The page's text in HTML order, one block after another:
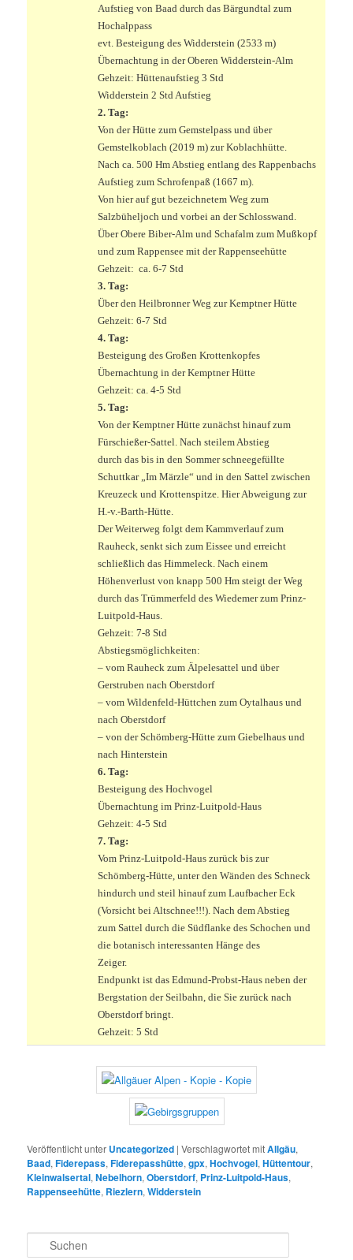
Aufstieg von Baad durch das Bärgundtal zum
Hochalppass
evt. Besteigung des Widderstein (2533 m)
Übernachtung in der Oberen Widderstein-Alm
Gehzeit: Hüttenaufstieg 3 Std
Widderstein 2 Std Aufstieg
2. Tag:
Von der Hütte zum Gemstelpass und über
Gemstelkoblach (2019 m) zur Koblachhütte.
Nach ca. 500 Hm Abstieg entlang des Rappenbachs
Aufstieg zum Schrofenpaß (1667 m).
Von hier auf gut bezeichnetem Weg zum
Salzbüheljoch und vorbei an der Schlosswand.
Über Obere Biber-Alm und Schafalm zum Mußkopf
und zum Rappensee mit der Rappenseehütte
Gehzeit: ca. 6-7 Std
3. Tag:
Über den Heilbronner Weg zur Kemptner Hütte
Gehzeit: 6-7 Std
4. Tag:
Besteigung des Großen Krottenkopfes
Übernachtung in der Kemptner Hütte
Gehzeit: ca. 4-5 Std
5. Tag:
Von der Kemptner Hütte zunächst hinauf zum
Fürschießer-Sattel. Nach steilem Abstieg
durch das bis in den Sommer schneegefüllte
Schuttkar „Im Märzle“ und in den Sattel zwischen
Kreuzeck und Krottenspitze. Hier Abweigung zur
H.-v.-Barth-Hütte.
Der Weiterweg folgt dem Kammverlauf zum
Rauheck, senkt sich zum Eissee und erreicht
schließlich das Himmeleck. Nach einem
Höhenverlust von knapp 500 Hm steigt der Weg
durch das Trümmerfeld des Wiedemer zum Prinz-
Luitpold-Haus.
Gehzeit: 7-8 Std
Abstiegsmöglichkeiten:
– vom Rauheck zum Älpelesattel und über
Gerstruben nach Oberstdorf
– vom Wildenfeld-Hüttchen zum Oytalhaus und
nach Oberstdorf
– von der Schömberg-Hütte zum Giebelhaus und
nach Hinterstein
6. Tag:
Besteigung des Hochvogel
Übernachtung im Prinz-Luitpold-Haus
Gehzeit: 4-5 Std
7. Tag:
Vom Prinz-Luitpold-Haus zurück bis zur
Schömberg-Hütte, unter den Wänden des Schneck
hindurch und steil hinauf zum Laufbacher Eck
(Vorsicht bei Altschnee!!!). Nach dem Abstieg
zum Sattel durch die Südflanke des Schochen und
die botanisch interessanten Hänge des
Zeiger.
Endpunkt ist das Edmund-Probst-Haus neben der
Bergstation der Seilbahn, die Sie zurück nach
Oberstdorf bringt.
Gehzeit: 5 Std
Veröffentlicht unter Uncategorized |Verschlagwortet mitAllgäu,
Baad,Fiderepass,Fiderepasshütte,gpx,Hochvogel,Hüttentour,
Kleinwalsertal,Nebelhorn,Oberstdorf, Prinz-Luitpold-Haus,
Rappenseehütte, Riezlern,Widderstein
u